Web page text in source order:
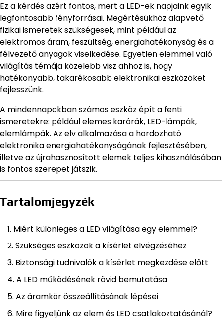
Ez a kérdés azért fontos, mert a LED-ek napjaink egyik
legfontosabb fényforrásai. Megértésükhöz alapvető
fizikai ismeretek szükségesek, mint például az
elektromos áram, feszültség, energiahatékonyság és a
félvezető anyagok viselkedése. Egyetlen elemmel való
világítás témája közelebb visz ahhoz is, hogy
hatékonyabb, takarékosabb elektronikai eszközöket
fejlesszünk.
A mindennapokban számos eszköz épít a fenti
ismeretekre: például elemes karórák, LED-lámpák,
elemlámpák. Az elv alkalmazása a hordozható
elektronika energiahatékonyságának fejlesztésében,
illetve az újrahasznosított elemek teljes kihasználásában
is fontos szerepet játszik.
Tartalomjegyzék
Miért különleges a LED világítása egy elemmel?
Szükséges eszközök a kísérlet elvégzéséhez
Biztonsági tudnivalók a kísérlet megkezdése előtt
A LED működésének rövid bemutatása
Az áramkör összeállításának lépései
Mire figyeljünk az elem és LED csatlakoztatásánál?